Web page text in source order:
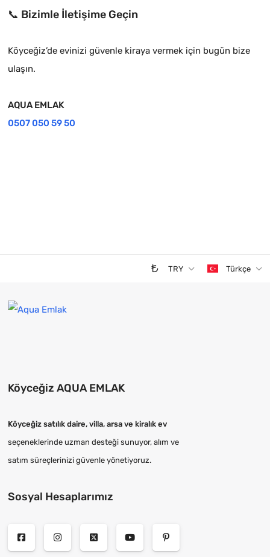
📞 Bizimle İletişime Geçin
Köyceğiz’de evinizi güvenle kiraya vermek için bugün bize
ulaşın.
AQUA EMLAK
0507 050 59 50
TRY Türkçe
Köyceğiz AQUA EMLAK
Köyceğiz satılık daire, villa, arsa ve kiralık ev
seçeneklerinde uzman desteği sunuyor, alım ve
satım süreçlerinizi güvenle yönetiyoruz.
Sosyal Hesaplarımız